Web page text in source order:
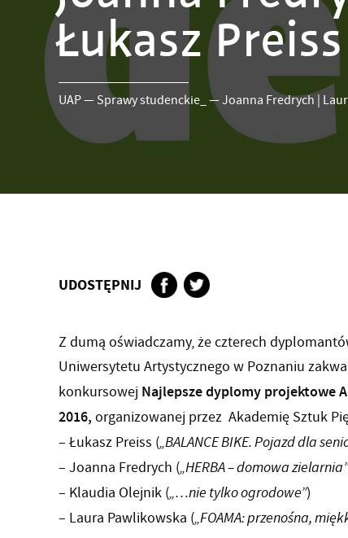
Łukasz
UAP— Sprawy studenckie_ —Joanna Fredrych |
UDOSTĘPNIJ
Z dumą oświadczamy, że czterech
Uniwersytetu Artystycznego w Poznaniu
konkursowej Najlepsze dyplomy projektowe
2016, organizowanej przez Akademię Sztuk
– Łukasz Preiss („BALANCE BIKE. Pojazd dla
– Joanna Fredrych („HERBA – domowa zielarnia”
– Klaudia Olejnik („…nie tylko ogrodowe”)
– Laura Pawlikowska („FOAMA: przenośna,